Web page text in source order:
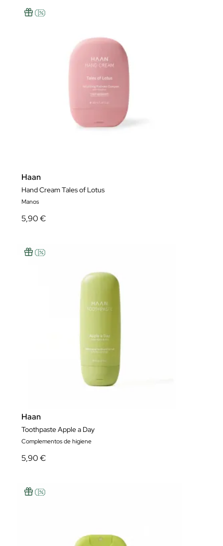
Haan
Hand Cream Tales of Lotus
Manos
5,90 €
Haan
Toothpaste Apple a Day
Complementos de higiene
5,90 €